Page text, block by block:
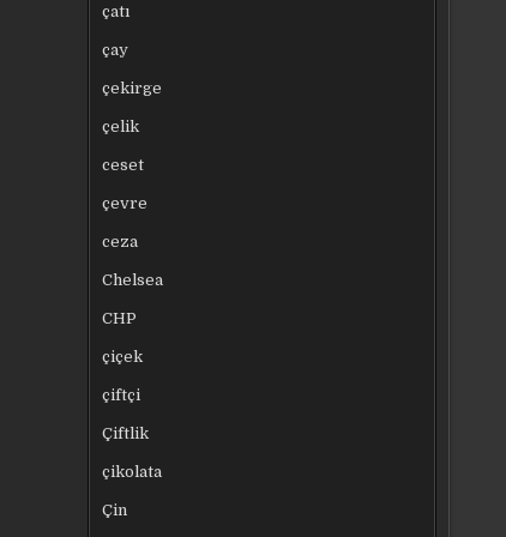
çatı
çay
çekirge
çelik
ceset
çevre
ceza
Chelsea
CHP
çiçek
çiftçi
Çiftlik
çikolata
Çin